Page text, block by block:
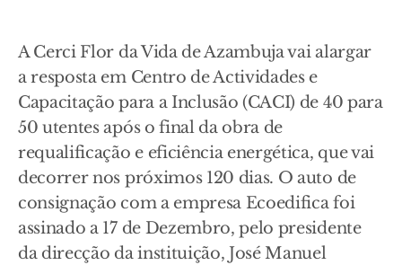
A Cerci Flor da Vida de Azambuja vai alargar
a resposta em Centro de Actividades e
Capacitação para a Inclusão (CACI) de 40 para
50 utentes após o final da obra de
requalificação e eficiência energética, que vai
decorrer nos próximos 120 dias. O auto de
consignação com a empresa Ecoedifica foi
assinado a 17 de Dezembro, pelo presidente
da direcção da instituição, José Manuel